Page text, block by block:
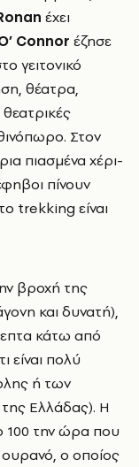
έχει
’ Connor έζησε
γειτονικό
θέατρα,
Στον
πιασμένα χέρι-
πίνουν
trekking είναι
βροχή της
και δυνατή),
κάτω από
είναι πολύ
ή των
της Ελλάδας). Η
100 την ώρα που
ουρανό, ο οποίος